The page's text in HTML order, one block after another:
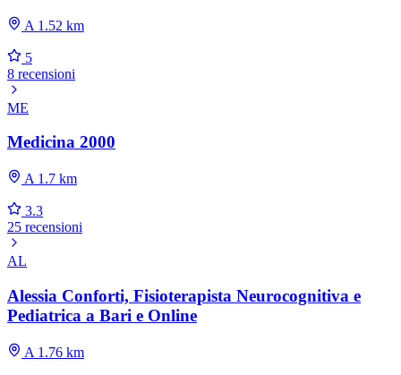
A 1.52 km
5
8 recensioni
ME
Medicina 2000
A 1.7 km
3.3
25 recensioni
AL
Alessia Conforti, Fisioterapista Neurocognitiva e
Pediatrica a Bari e Online
A 1.76 km